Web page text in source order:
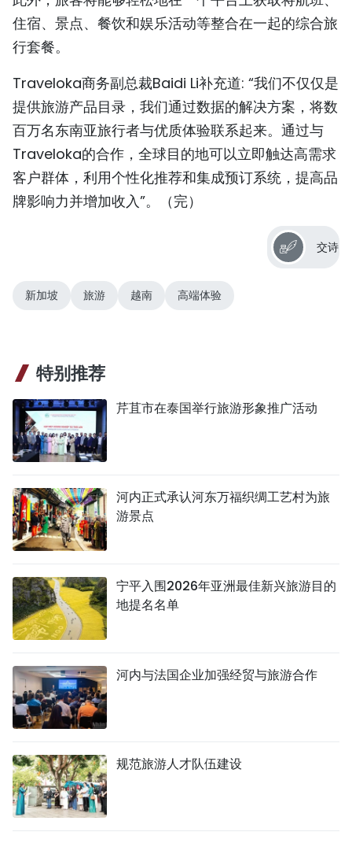
住宿、景点、餐饮和娱乐活动等整合在一起的综合旅
行套餐。
Traveloka商务副总裁Baidi Li补充道: “我们不仅仅是
提供旅游产品目录，我们通过数据的解决方案，将数
百万名东南亚旅行者与优质体验联系起来。通过与
Traveloka的合作，全球目的地可以立即触达高需求
客户群体，利用个性化推荐和集成预订系统，提高品
牌影响力并增加收入”。（完）
交诗
新加坡 旅游 越南 高端体验
特别推荐
芹苴市在泰国举行旅游形象推广活动
河内正式承认河东万福织绸工艺村为旅
游景点
宁平入围2026年亚洲最佳新兴旅游目的
地提名名单
河内与法国企业加强经贸与旅游合作
规范旅游人才队伍建设